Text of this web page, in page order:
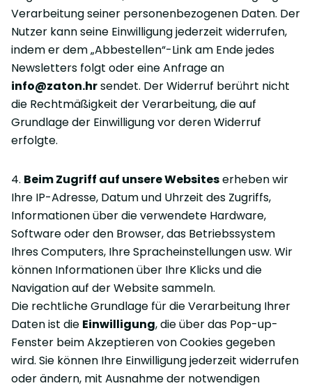
Verarbeitung seiner personenbezogenen Daten. Der
Nutzer kann seine Einwilligung jederzeit widerrufen,
indem er dem „Abbestellen“-Link am Ende jedes
Newsletters folgt oder eine Anfrage an
info@zaton.hrsendet. Der Widerruf berührt nicht
die Rechtmäßigkeit der Verarbeitung, die auf
Grundlage der Einwilligung vor deren Widerruf
erfolgte.
4. Beim Zugriff auf unsere Websiteserheben wir
Ihre IP-Adresse, Datum und Uhrzeit des Zugriffs,
Informationen über die verwendete Hardware,
Software oder den Browser, das Betriebssystem
Ihres Computers, Ihre Spracheinstellungen usw. Wir
können Informationen über Ihre Klicks und die
Navigation auf der Website sammeln.
Die rechtliche Grundlage für die Verarbeitung Ihrer
Daten ist die Einwilligung, die über das Pop-up-
Fenster beim Akzeptieren von Cookies gegeben
wird. Sie können Ihre Einwilligung jederzeit widerrufen
oder ändern, mit Ausnahme der notwendigen